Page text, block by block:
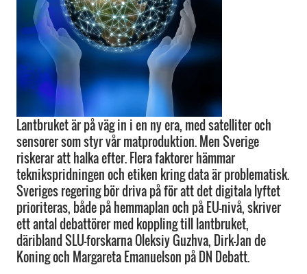
Lantbruket är på väg in i en ny era, med satelliter och
sensorer som styr vår matproduktion. Men Sverige
riskerar att halka efter. Flera faktorer hämmar
teknikspridningen och etiken kring data är problematisk.
Sveriges regering bör driva på för att det digitala lyftet
prioriteras, både på hemmaplan och på EU-nivå, skriver
ett antal debattörer med koppling till lantbruket,
däribland SLU-forskarna Oleksiy Guzhva, Dirk-Jan de
Koning och Margareta Emanuelson på DN Debatt.